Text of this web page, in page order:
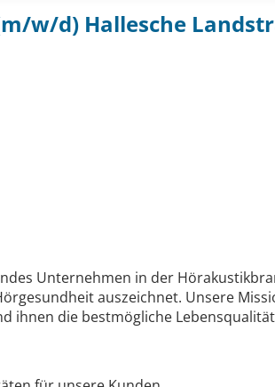
w/d) Hallesche
Unternehmen in der
auszeichnet. Unsere
ihnen die bestmögliche